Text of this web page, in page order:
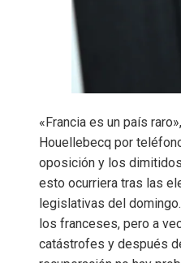
«Francia es un país
Houellebecq por
oposición y los
esto ocurriera tras las
legislativas del
los franceses, pero a
catástrofes y después